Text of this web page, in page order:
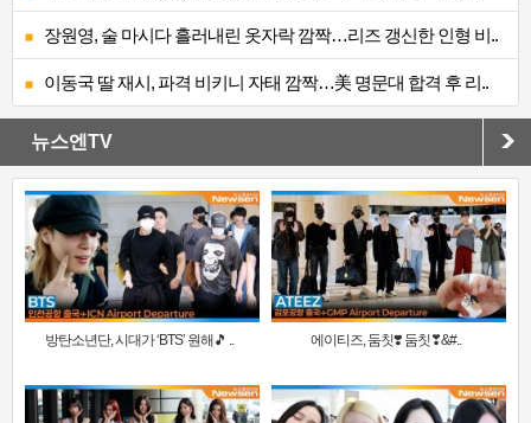
장원영, 술 마시다 흘러내린 옷자락 깜짝…리즈 갱신한 인형 비..
이동국 딸 재시, 파격 비키니 자태 깜짝…美 명문대 합격 후 리..
뉴스엔TV
방탄소년단, 시대가 ‘BTS’ 원해🎵 .. 에이티즈, 둠칫❣️ 둠칫❣&#..